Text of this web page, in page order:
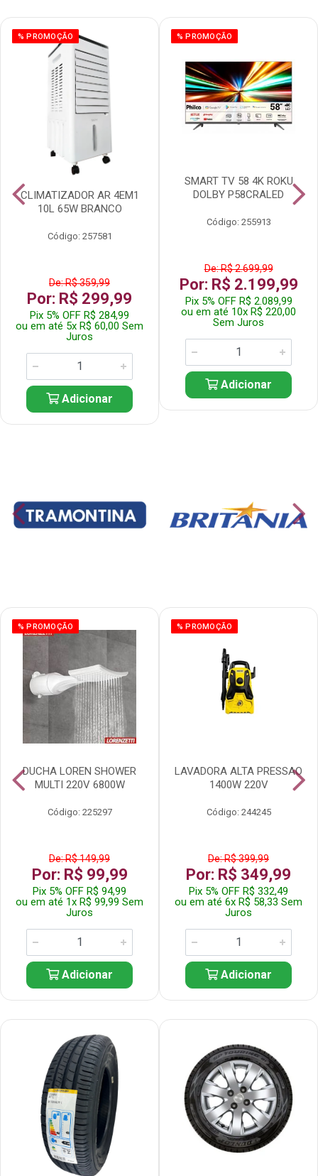
% PROMOÇÃO
CLIMATIZADOR AR 4EM1
10L 65W BRANCO
Código: 257581
De: R$ 359,99
Por: R$ 299,99
Pix 5% OFF R$ 284,99
ou em até 5x R$ 60,00 Sem
Juros
Adicionar
% PROMOÇÃO
SMART TV 58 4K ROKU
DOLBY P58CRALED
Código: 255913
De: R$ 2.699,99
Por: R$ 2.199,99
Pix 5% OFF R$ 2.089,99
ou em até 10x R$ 220,00
Sem Juros
Adicionar
% PROMOÇÃO
DUCHA LOREN SHOWER
MULTI 220V 6800W
Código: 225297
De: R$ 149,99
Por: R$ 99,99
Pix 5% OFF R$ 94,99
ou em até 1x R$ 99,99 Sem
Juros
Adicionar
% PROMOÇÃO
LAVADORA ALTA PRESSAO
1400W 220V
Código: 244245
De: R$ 399,99
Por: R$ 349,99
Pix 5% OFF R$ 332,49
ou em até 6x R$ 58,33 Sem
Juros
Adicionar